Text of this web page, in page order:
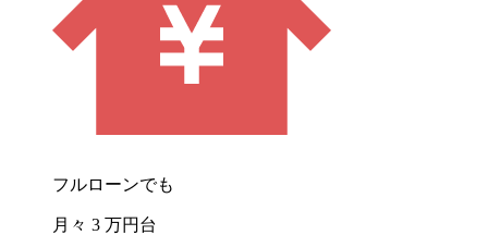
フルローンでも
月々 3 万円台